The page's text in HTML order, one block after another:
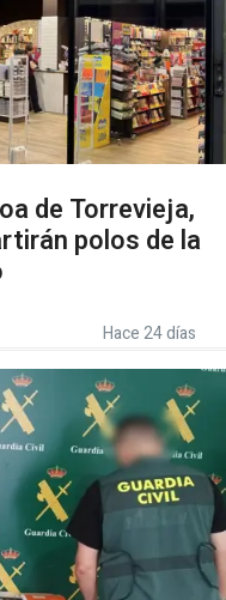
de Torrevieja,
polos de la
Hace 24 días